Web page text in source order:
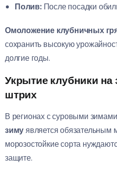
Полив:После посадки
Омоложение клубничных
сохранить высокую
долгие годы.
Укрытие клубники
штрих
В регионах с суровыми
зимуявляется
морозостойкие сорта
защите.